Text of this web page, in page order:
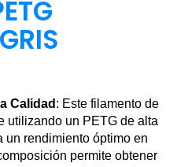
Calidad : Este filamento de
utilizando un PETG de alta
un rendimiento óptimo en
permite obtener